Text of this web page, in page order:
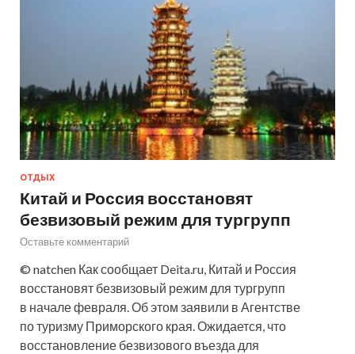
ОТДЫХ
Китай и Россия восстановят
безвизовый режим для тургрупп
Оставьте комментарий
© natchen Как сообщает Deita.ru, Китай и Россия
восстановят безвизовый режим для тургрупп
в начале февраля. Об этом заявили в Агентстве
по туризму Приморского края. Ожидается, что
восстановление безвизового въезда для